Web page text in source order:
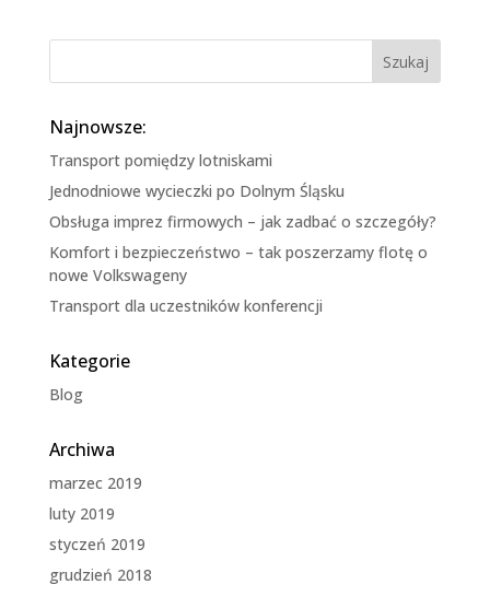
Najnowsze:
Transport pomiędzy lotniskami
Jednodniowe wycieczki po Dolnym Śląsku
Obsługa imprez firmowych – jak zadbać o szczegóły?
Komfort i bezpieczeństwo – tak poszerzamy flotę o
nowe Volkswageny
Transport dla uczestników konferencji
Kategorie
Blog
Archiwa
marzec 2019
luty 2019
styczeń 2019
grudzień 2018